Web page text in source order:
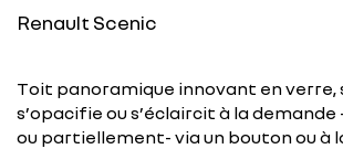
Renault Scenic
Toit panoramique innovant en verre,
s’opacifie ou s’éclaircit à la
ou partiellement- via un bouton ou à